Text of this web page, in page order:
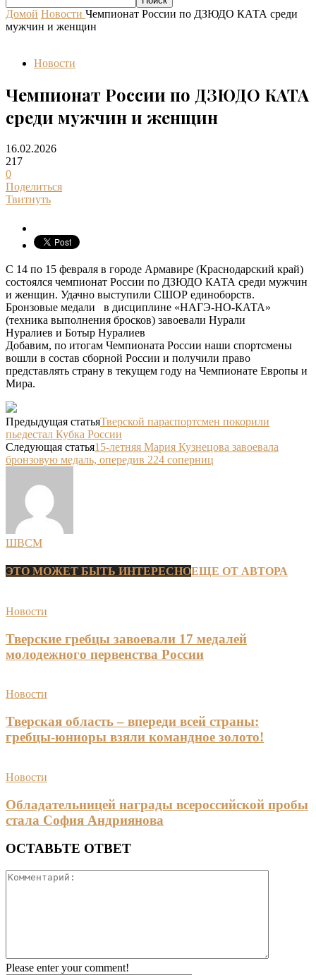
Домой Новости Чемпионат России по ДЗЮДО КАТА среди
мужчин и женщин
Новости
Чемпионат России по ДЗЮДО КАТА
среди мужчин и женщин
16.02.2026
217
0
Поделиться
Твитнуть
С 14 по 15 февраля в городе Армавире (Краснодарский край)
состоялся чемпионат России по ДЗЮДО КАТА среди мужчин
и женщин. Удачно выступили СШОР единоборств.
Бронзовые медали в дисциплине «НАГЭ-НО-КАТА»
(техника выполнения бросков) завоевали Нурали
Нуралиев и Ботыр Нуралиев
Добавим, по итогам Чемпионата России наши спортсмены
вошли в состав сборной России и получили право
представлять страну в текущем году на Чемпионате Европы и
Мира.
Предыдущая статьяТверской параспортсмен покорили
пьедестал Кубка России
Следующая статья15-летняя Мария Кузнецова завоевала
бронзовую медаль, опередив 224 соперниц
ШВСМ
ЭТО МОЖЕТ БЫТЬ ИНТЕРЕСНОЕЩЕ ОТ АВТОРА
Новости
Тверские гребцы завоевали 17 медалей
молодежного первенства России
Новости
Тверская область – впереди всей страны:
гребцы-юниоры взяли командное золото!
Новости
Обладательницей награды всероссийской пробы
стала София Андриянова
ОСТАВЬТЕ ОТВЕТ
Please enter your comment!